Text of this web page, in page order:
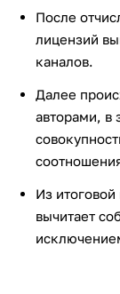
После
лицензий
каналов.
Далее
авторами, в
Из
вычитает